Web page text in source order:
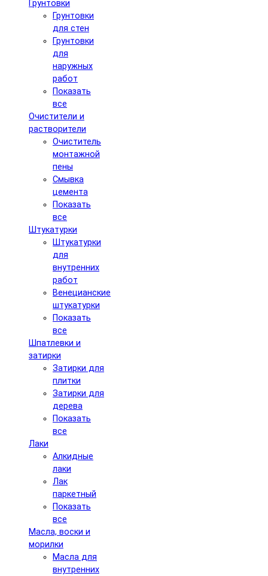
Грунтовки
Грунтовки
для стен
Грунтовки
для
наружных
работ
Показать
все
Очистители и
растворители
Очиститель
монтажной
пены
Смывка
цемента
Показать
все
Штукатурки
Штукатурки
для
внутренних
работ
Венецианские
штукатурки
Показать
все
Шпатлевки и
затирки
Затирки для
плитки
Затирки для
дерева
Показать
все
Лаки
Алкидные
лаки
Лак
паркетный
Показать
все
Масла, воски и
морилки
Масла для
внутренних